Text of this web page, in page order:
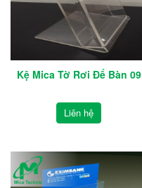
Kệ Mica Tờ Rơi Để Bàn 09
Liên hệ